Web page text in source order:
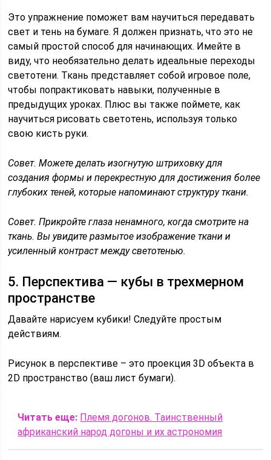
Это упражнение поможет вам научиться передавать
свет и тень на бумаге. Я должен признать, что это не
самый простой способ для начинающих. Имейте в
виду, что необязательно делать идеальные переходы
светотени. Ткань представляет собой игровое поле,
чтобы попрактиковать навыки, полученные в
предыдущих уроках. Плюс вы также поймете, как
научиться рисовать светотень, используя только
свою кисть руки.
Совет. Можете делать изогнутую штриховку для
создания формы и перекрестную для достижения более
глубоких теней, которые напоминают структуру ткани.
Совет. Прикройте глаза ненамного, когда смотрите на
ткань. Вы увидите размытое изображение ткани и
усиленный контраст между светотенью.
5. Перспектива — кубы в трехмерном
пространстве
Давайте нарисуем кубики! Следуйте простым
действиям.
Рисунок в перспективе – это проекция 3D объекта в
2D пространство (ваш лист бумаги).
Читать еще: Племя догонов. Таинственный
африканский народ догоны и их астрономия